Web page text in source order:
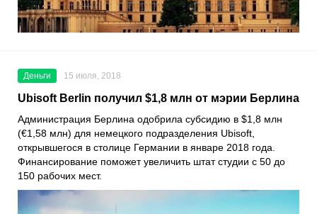
Деньги 15 июля, 2018
Ubisoft Berlin получил $1,8 млн от мэрии Берлина
Администрация Берлина одобрила субсидию в $1,8 млн
(€1,58 млн) для немецкого подразделения Ubisoft,
открывшегося в столице Германии в январе 2018 года.
Финансирование поможет увеличить штат студии с 50 до
150 рабочих мест.